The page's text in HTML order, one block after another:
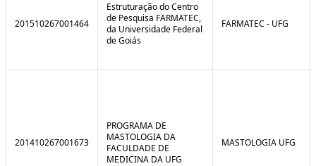
201510267001464
Estruturação do Centro
de Pesquisa FARMATEC,
da Universidade Federal
de Goiás
FARMATEC - UFG
201410267001673
PROGRAMA DE
MASTOLOGIA DA
FACULDADE DE
MEDICINA DA UFG
MASTOLOGIA UFG